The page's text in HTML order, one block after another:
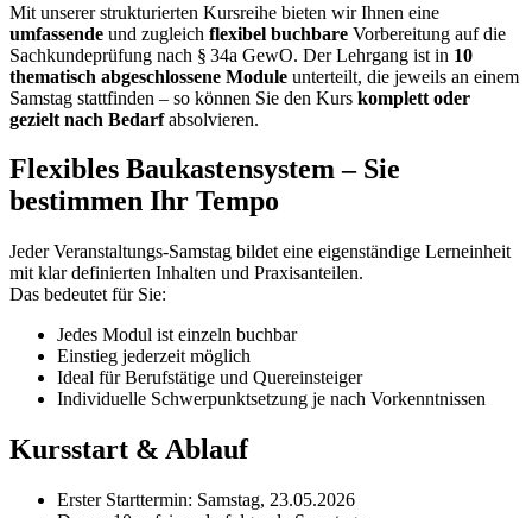
Mit unserer strukturierten Kursreihe bieten wir Ihnen eine
umfassende und zugleich flexibel buchbare Vorbereitung auf die
Sachkundeprüfung nach § 34a GewO. Der Lehrgang ist in 10
thematisch abgeschlossene Module unterteilt, die jeweils an einem
Samstag stattfinden – so können Sie den Kurs komplett oder
gezielt nach Bedarfabsolvieren.
Flexibles Baukastensystem – Sie
bestimmen Ihr Tempo
Jeder Veranstaltungs‑Samstag bildet eine eigenständige Lerneinheit
mit klar definierten Inhalten und Praxisanteilen.
Das bedeutet für Sie:
Jedes Modul ist einzeln buchbar
Einstieg jederzeit möglich
Ideal für Berufstätige und Quereinsteiger
Individuelle Schwerpunktsetzung je nach Vorkenntnissen
Kursstart & Ablauf
Erster Starttermin: Samstag, 23.05.2026